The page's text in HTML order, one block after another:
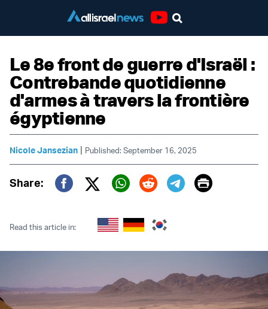
Le 8e front de guerre d'Israël :
Contrebande quotidienne
d'armes à travers la frontière
égyptienne
Nicole Jansezian | Published: September 16, 2025
Share:
Twitter (X)
Print
Read this article in: